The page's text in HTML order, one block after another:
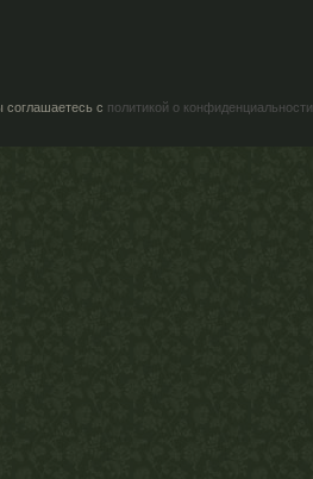
соглашаетесь с политикой о конфиденциальности